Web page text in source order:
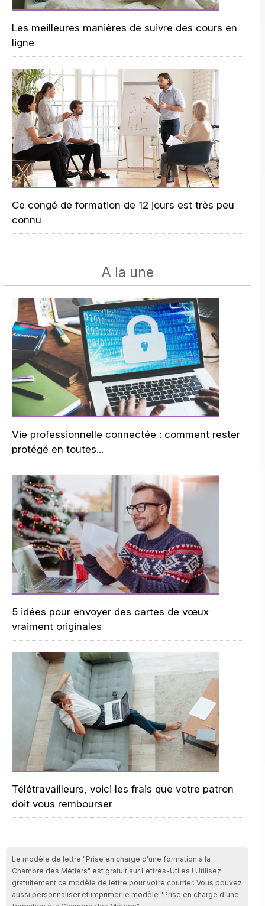
Les meilleures manières de suivre des cours en
ligne
Ce congé de formation de 12 jours est très peu
connu
A la une
Vie professionnelle connectée : comment rester
protégé en toutes...
5 idées pour envoyer des cartes de vœux
vraiment originales
Télétravailleurs, voici les frais que votre patron
doit vous rembourser
Le modèle de lettre "Prise en charge d'une formation à la
Chambre des Métiers" est gratuit sur Lettres-Utiles ! Utilisez
gratuitement ce modèle de lettre pour votre courrier. Vous pouvez
aussi personnaliser et imprimer le modèle "Prise en charge d'une